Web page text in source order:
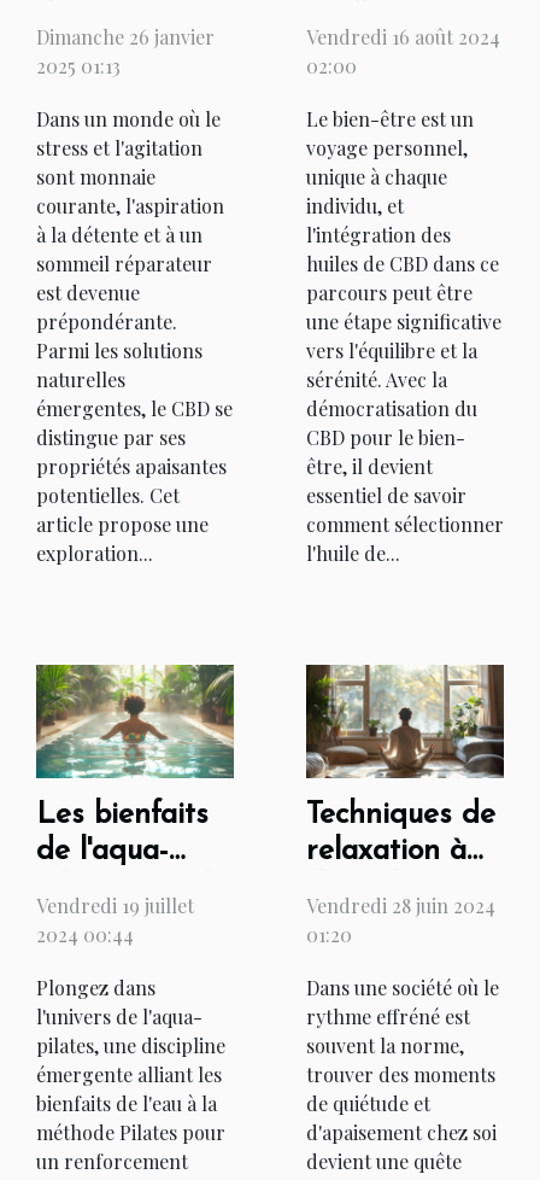
la relaxation
Dimanche 26 janvier
2025 01:13
Dans un monde où le
stress et l'agitation
sont monnaie
courante, l'aspiration
à la détente et à un
sommeil réparateur
est devenue
prépondérante.
Parmi les solutions
naturelles
émergentes, le CBD se
distingue par ses
propriétés apaisantes
potentielles. Cet
article propose une
exploration...
huiles de CBD
bien-être
Vendredi 16 août 2024
02:00
Le bien-être est un
voyage personnel,
unique à chaque
individu, et
l'intégration des
huiles de CBD dans ce
parcours peut être
une étape significative
vers l'équilibre et la
sérénité. Avec la
démocratisation du
CBD pour le bien-
être, il devient
essentiel de savoir
comment sélectionner
l'huile de...
Les bienfaits
de l'aqua-
renforcement
Vendredi 19 juillet
2024 00:44
Plongez dans
l'univers de l'aqua-
pilates, une discipline
émergente alliant les
bienfaits de l'eau à la
méthode Pilates pour
un renforcement
Techniques de
relaxation à
une ambiance
Vendredi 28 juin 2024
01:20
Dans une société où le
rythme effréné est
souvent la norme,
trouver des moments
de quiétude et
d'apaisement chez soi
devient une quête